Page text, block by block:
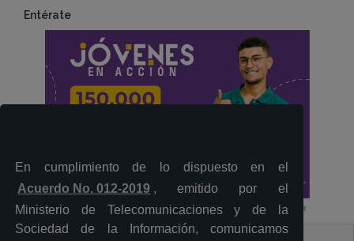
En cumplimiento de lo dispuesto en el
Acuerdo No. 012-2019 , emitido por el
Ministerio de Telecomunicaciones y de la
Sociedad de la Información, comunicamos
Entérate
Contacto Ciudadano Digital